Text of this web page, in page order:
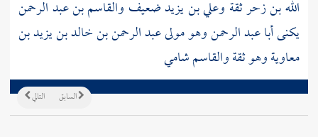
الله بن زحرثقة وعلي بن يزيدضعيف والقاسم بن عبد الرحمن
يكنى أبا عبد الرحمنوهو مولىعبد الرحمن بن خالد بن يزيد بن
معاويةوهو ثقةوالقاسمشامي
التالي السابق